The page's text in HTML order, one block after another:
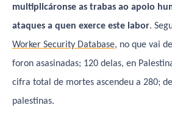
multiplicáronse as trabas ao apoio
ataques a quen exerce este labor.
Worker Security Database, no que vai
foron asasinadas; 120 delas, en
cifra total de mortes ascendeu a 280;
palestinas.